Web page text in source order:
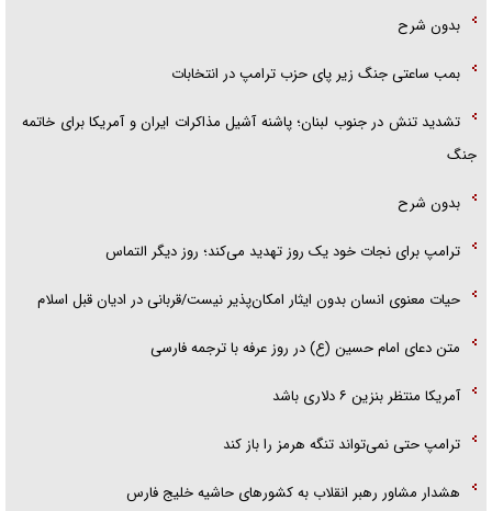
بدون شرح
بمب ساعتی جنگ زیر پای حزب ترام‍پ در انتخابات
تشدید تنش در جنوب لبنان؛ پاشنه آشیل مذاکرات ایران و آمریکا برای خاتمه
جنگ
بدون شرح
ترامپ برای نجات خود یک روز تهدید می‌کند؛ روز دیگر التماس
حیات معنوی انسان بدون ایثار امکان‌پذیر نیست/قربانی در ادیان قبل اسلام
متن دعای امام حسین (ع) در روز عرفه با ترجمه فارسی
آمریکا منتظر بنزین ۶ دلاری باشد
ترامپ حتی نمی‌تواند تنگه هرمز را باز کند
هشدار مشاور رهبر انقلاب به کشور‌های حاشیه خلیج فارس